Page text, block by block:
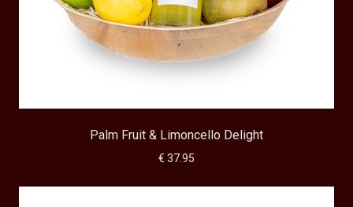
Palm Fruit & Limoncello Delight
€ 37.95